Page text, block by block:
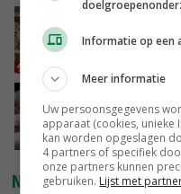
naar EU
nieuw
VANDAAG, 10:02
NIEUWSTE VIDEO'S
Informatie op een
Meer informatie
Uw persoonsgegevens
apparaat (cookies, unieke
kan worden opgeslagen
4 partners of specifiek
onze partners kunnen
gebruiken. Lijst met